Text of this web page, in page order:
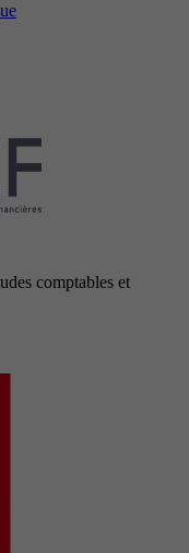
comptables et